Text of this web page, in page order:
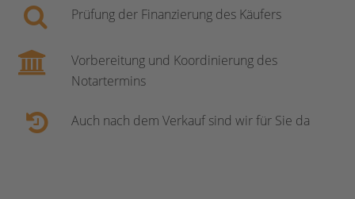
Prüfung der Finanzierung des Käufers
Vorbereitung und Koordinierung des
Notartermins
Auch nach dem Verkauf sind wir für Sie da